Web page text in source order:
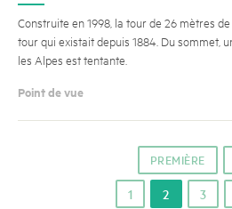
Construite en 1998, la tour de 26 mètres
tour qui existait depuis 1884. Du sommet,
les Alpes est tentante.
Point de vue
PREMIÈRE
1 2 3